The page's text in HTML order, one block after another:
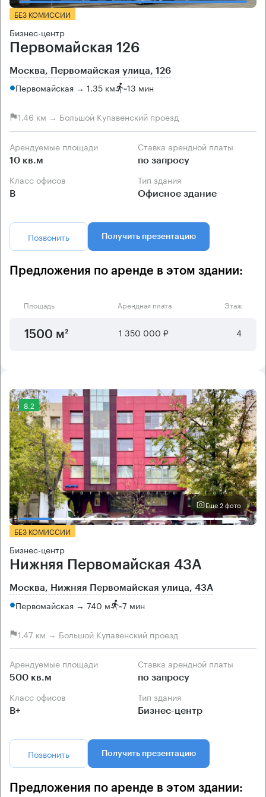
БЕЗ КОМИССИИ
Бизнес-центр
Первомайская 126
Москва, Первомайская улица, 126
Первомайская → 1.35 км ~13 мин
1.46 км → Большой Купавенский проезд
Арендуемые площади
10 кв.м
Ставка арендной платы
по запросу
Класс офисов
B
Тип здания
Офисное здание
Позвонить Получить презентацию
Предложения по аренде в этом здании:
Площадь Арендная плата Этаж
1500 м² 1 350 000 ₽ 4
8.2
Еще 2 фото
БЕЗ КОМИССИИ
Бизнес-центр
Нижняя Первомайская 43А
Москва, Нижняя Первомайская улица, 43А
Первомайская → 740 м ~7 мин
1.47 км → Большой Купавенский проезд
Арендуемые площади
500 кв.м
Ставка арендной платы
по запросу
Класс офисов
B+
Тип здания
Бизнес-центр
Позвонить Получить презентацию
Предложения по аренде в этом здании: